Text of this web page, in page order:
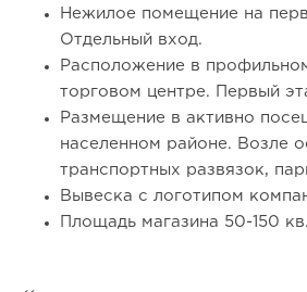
Франшиза кафе: рейтинг лучших
Нежилое помещение на
Отдельный вход.
Расположение в
торговом центре. Первый
Размещение в активно
населенном районе. Возле
транспортных развязок,
Вывеска с логотипом
Площадь магазина 50-150